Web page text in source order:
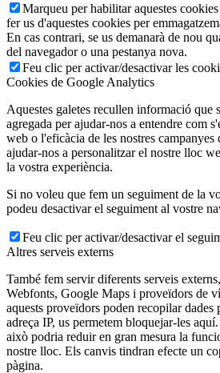
Marqueu per habilitar aquestes
fer us d'aquestes cookies per
En cas contrari, se us demanarà de nou
del navegador o una pestanya nova.
Feu clic per activar/desactivar les
Cookies de Google Analytics
Aquestes galetes recullen informació que
agregada per ajudar-nos a entendre com
web o l'eficàcia de les nostres campanyes
ajudar-nos a personalitzar el nostre lloc
la vostra experiència.
Si no voleu que fem un seguiment de la
podeu desactivar el seguiment al vostre
Feu clic per activar/desactivar el
Altres serveis externs
També fem servir diferents serveis
Webfonts, Google Maps i proveïdors de
aquests proveïdors poden recopilar dades
adreça IP, us permetem bloquejar-les
això podria reduir en gran mesura la
nostre lloc. Els canvis tindran efecte un
pàgina.